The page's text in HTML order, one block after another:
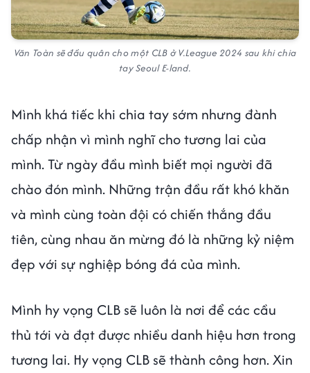
Văn Toàn sẽ đầu quân cho một CLB ở V.League 2024 sau khi chia
tay Seoul E-land.
Mình khá tiếc khi chia tay sớm nhưng đành
chấp nhận vì mình nghĩ cho tương lai của
mình. Từ ngày đầu mình biết mọi người đã
chào đón mình. Những trận đầu rất khó khăn
và mình cùng toàn đội có chiến thắng đầu
tiên, cùng nhau ăn mừng đó là những kỷ niệm
đẹp với sự nghiệp bóng đá của mình.
Mình hy vọng CLB sẽ luôn là nơi để các cầu
thủ tới và đạt được nhiều danh hiệu hơn trong
tương lai. Hy vọng CLB sẽ thành công hơn. Xin